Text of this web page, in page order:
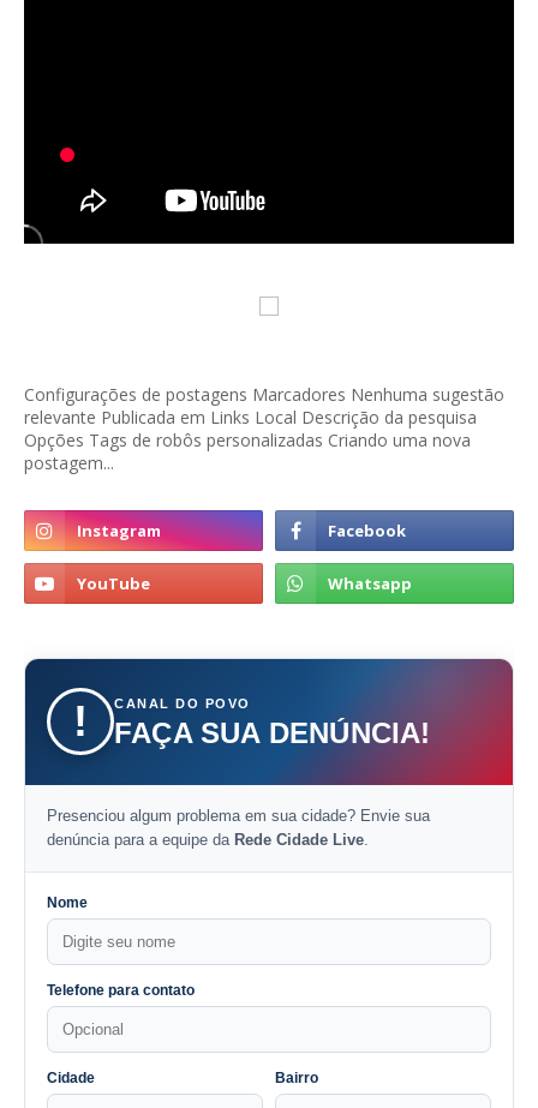
Configurações de postagens Marcadores Nenhuma sugestão
relevante Publicada em Links Local Descrição da pesquisa
Opções Tags de robôs personalizadas Criando uma nova
postagem...
! CANAL DO POVO
FAÇA SUA DENÚNCIA!
Presenciou algum problema em sua cidade? Envie sua
denúncia para a equipe da Rede Cidade Live
Nome
Telefone para contato
Cidade Bairro